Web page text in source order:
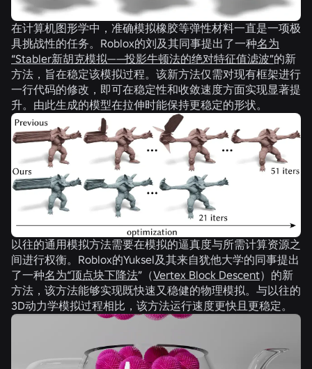
在计算机图形学中，准确模拟橡胶等弹性材料一直是一项极
具挑战性的任务。Roblox的刘及其同事提出了一种名为
“Stabler新胡克模拟——投影牛顿法的绝对特征值滤波”的新
方法，旨在稳定该模拟过程。该新方法仅需对现有框架进行
一行代码的修改，即可在稳定性和收敛速度方面实现显著提
升。由此生成的模型在拉伸时能保持更稳定的形状。
以往的通用模拟方法需要在模拟的逼真度与所需计算资源之
间进行权衡。Roblox的Yuksel及其来自犹他大学的同事提出
了一种名为“顶点块下降法”（Vertex Block Descent）的新
方法，该方法能够实现既快速又稳健的物理模拟。与以往的
3D动力学模拟过程相比，该方法运行速度更快且更稳定。